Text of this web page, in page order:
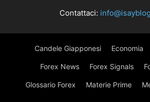
Contattaci:
Candele Giapponesi Economia
Forex News Forex Signals
Glossario Forex Materie Prime